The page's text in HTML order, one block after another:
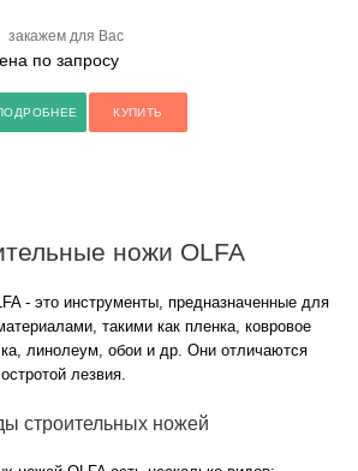
закажем для Вас
по запросу
КУПИТЬ
ножи OLFA
- это инструменты, предназначенные для
такими как пленка, ковровое
линолеум, обои и др. Они отличаются
лезвия.
строительных ножей